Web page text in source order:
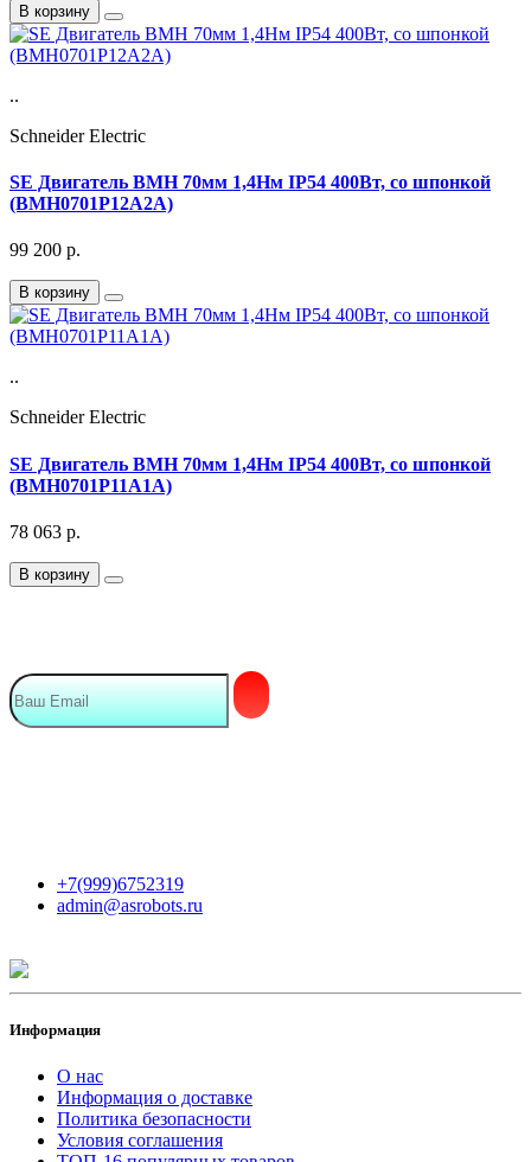
В корзину
..
Schneider Electric
SE Двигатель BMH 70мм 1,4Нм IP54 400Вт, со шпонкой
(BMH0701P12A2A)
99 200 р.
В корзину
..
Schneider Electric
SE Двигатель BMH 70мм 1,4Нм IP54 400Вт, со шпонкой
(BMH0701P11A1A)
78 063 р.
В корзину
+7(999)6752319
admin@asrobots.ru
Информация
О нас
Информация о доставке
Политика безопасности
Условия соглашения